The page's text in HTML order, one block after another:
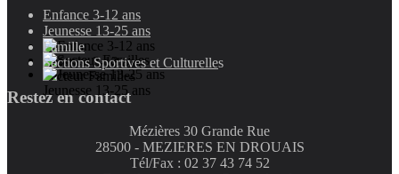
Enfance 3-12 ans
Secteur Familles
Jeunesse 13-25 ans
Enfance 3-12 ans
Jeunesse 13-25 ans
Famille
Sections Sportives et Culturelles
Restez en contact
Mézières 30 Grande Rue
28500 - MEZIERES EN DROUAIS
Tél/Fax : 02 37 43 74 52